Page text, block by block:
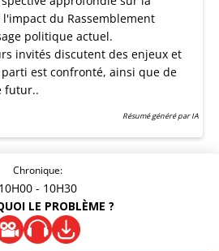
du Rassemblement
politique actuel.
invités discutent des enjeux et
est confronté, ainsi que de
futur..
Résumé généré par IA
Chronique:
10H00 - 10H30
LE PROBLÈME ?